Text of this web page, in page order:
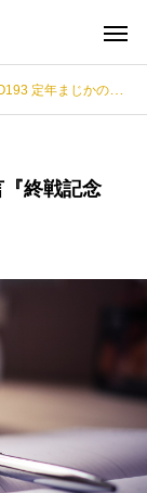
定年まじかのじじいの独り言『終戦記念日』
終戦記念